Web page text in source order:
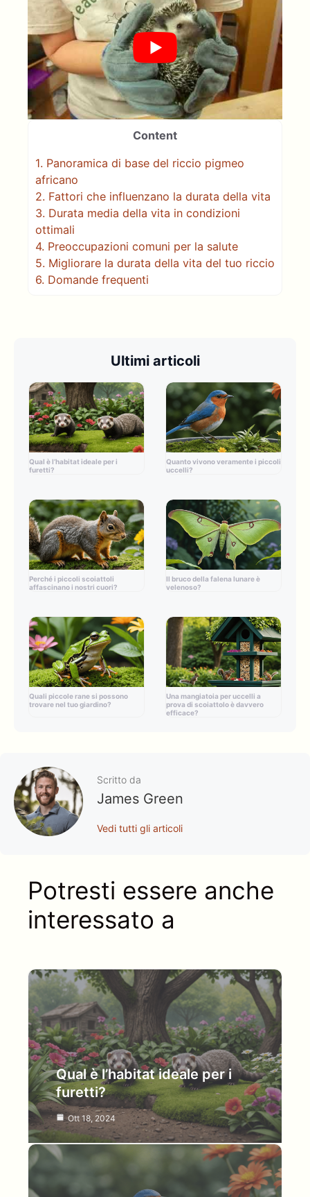
Content
1. Panoramica di base del riccio pigmeo
africano
2. Fattori che influenzano la durata della vita
3. Durata media della vita in condizioni
ottimali
4. Preoccupazioni comuni per la salute
5. Migliorare la durata della vita del tuo riccio
6. Domande frequenti
Ultimi articoli
Qual è l’habitat ideale per i
furetti?
Quanto vivono veramente i piccoli
uccelli?
Perché i piccoli scoiattoli
affascinano i nostri cuori?
Il bruco della falena lunare è
velenoso?
Quali piccole rane si possono
trovare nel tuo giardino?
Una mangiatoia per uccelli a
prova di scoiattolo è davvero
efficace?
Scritto da
James Green
Vedi tutti gli articoli
Potresti essere anche
interessato a
Qual è l’habitat ideale per i
furetti?
Ott 18, 2024